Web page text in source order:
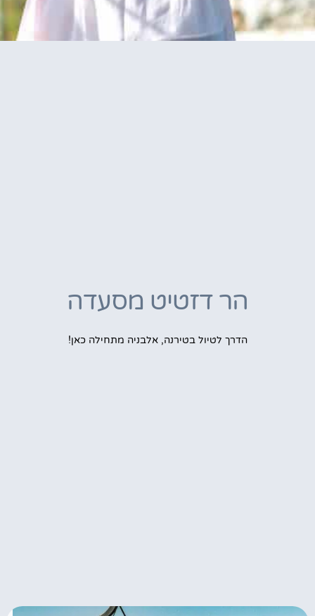
הר דזטיט מסעדה
הדרך לטיול בטירנה, אלבניה מתחילה כאן!